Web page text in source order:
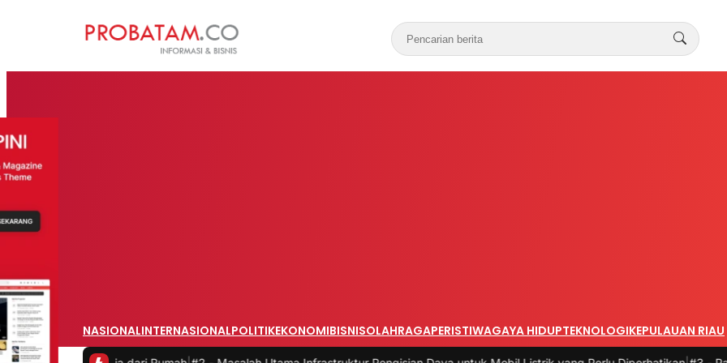
NASIONALINTERNASIONALPOLITIKEKONOMIBISNISOLAHRAGAPERISTIWAGAYA HIDUPTEKNOLOGIKEPULAUAN RIAU